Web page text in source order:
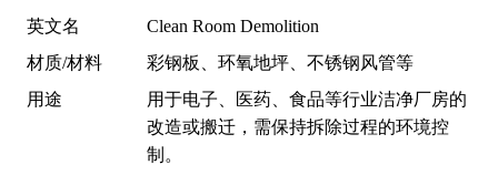
英文名
Clean Room Demolition
材质/材料
彩钢板、环氧地坪、不锈钢风管等
用途
用于电子、医药、食品等行业洁净厂房的
改造或搬迁，需保持拆除过程的环境控
制。